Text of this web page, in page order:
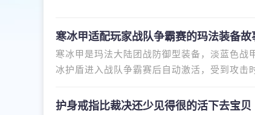
寒冰甲适配玩家战队争霸赛的玛法装备故
寒冰甲是玛法大陆团战防御型装备，淡蓝色
冰护盾进入战队争霸赛后自动激活，受到攻击
护身戒指比裁决还少见得很的活下去宝贝